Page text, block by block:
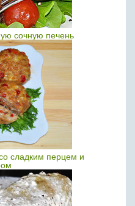
сочную печень
сладким перцем и